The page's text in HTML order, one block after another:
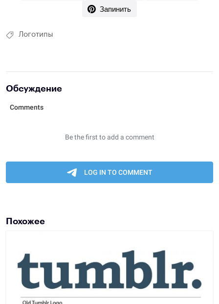
Запинить
Логотипы
Обсуждение
Похожее